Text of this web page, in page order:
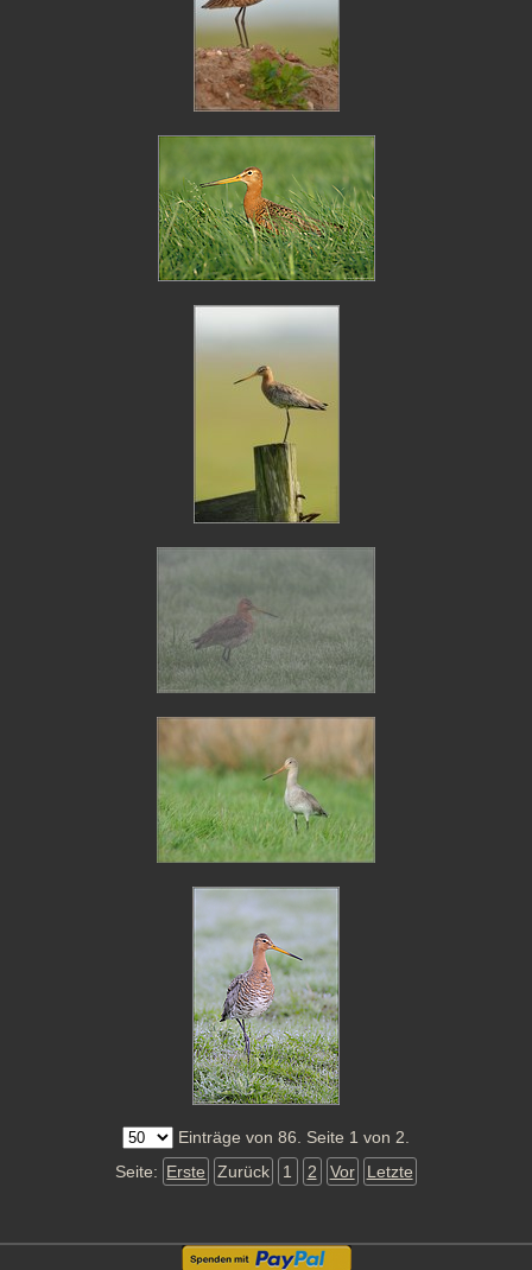
Einträge von 86. Seite 1 von 2.
Seite: Erste Zurück 1 2 Vor Letzte